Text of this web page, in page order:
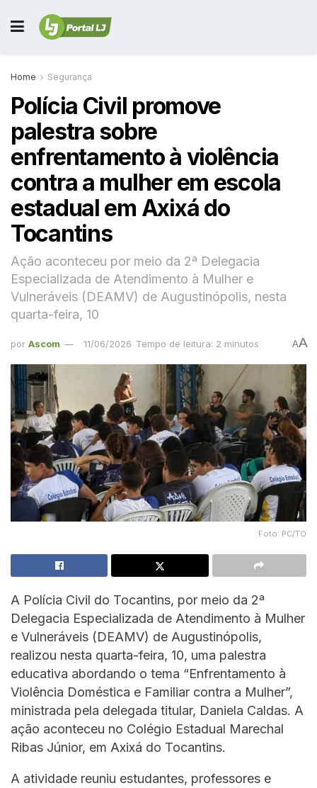
Home Segurança
Polícia Civil promove
palestra sobre
enfrentamento à violência
contra a mulher em escola
estadual em Axixá do
Tocantins
Ação aconteceu por meio da 2ª Delegacia
Especializada de Atendimento à Mulher e
Vulneráveis (DEAMV) de Augustinópolis, nesta
quarta-feira, 10
por Ascom 11/06/2026 Tempo de leitura: 2 minutos AA
Foto: PC/TO
A Polícia Civil do Tocantins, por meio da 2ª
Delegacia Especializada de Atendimento à Mulher
e Vulneráveis (DEAMV) de Augustinópolis,
realizou nesta quarta-feira, 10, uma palestra
educativa abordando o tema “Enfrentamento à
Violência Doméstica e Familiar contra a Mulher”,
ministrada pela delegada titular, Daniela Caldas. A
ação aconteceu no Colégio Estadual Marechal
Ribas Júnior, em Axixá do Tocantins.
A atividade reuniu estudantes, professores e